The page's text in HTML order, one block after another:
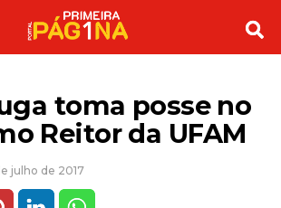
toma posse no
Reitor da UFAM
julho de 2017